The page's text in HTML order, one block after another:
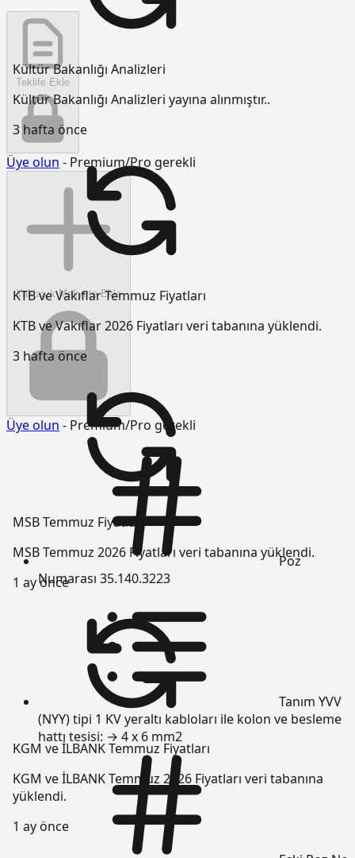
Kültür Bakanlığı Analizleri
Kültür Bakanlığı Analizleri yayına alınmıştır..
3 hafta önce
KTB ve Vakıflar Temmuz Fiyatları
KTB ve Vakıflar 2026 Fiyatları veri tabanına yüklendi.
3 hafta önce
MSB Temmuz Fiyatları
MSB Temmuz 2026 Fiyatları veri tabanına yüklendi.
1 ay önce
KGM ve İLBANK Temmuz Fiyatları
KGM ve İLBANK Temmuz 2026 Fiyatları veri tabanına
yüklendi.
1 ay önce
Teklife Ekle
Üye olun - Premium/Pro gerekli
Yaklaşık Maliyete Ekle
Üye olun - Premium/Pro gerekli
Poz
Numarası 35.140.3223
Tanım YVV
(NYY) tipi 1 KV yeraltı kabloları ile kolon ve besleme
hattı tesisi: → 4 x 6 mm2